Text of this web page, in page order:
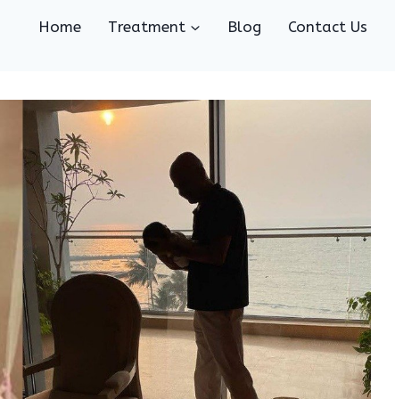
Home Treatment Blog Contact Us